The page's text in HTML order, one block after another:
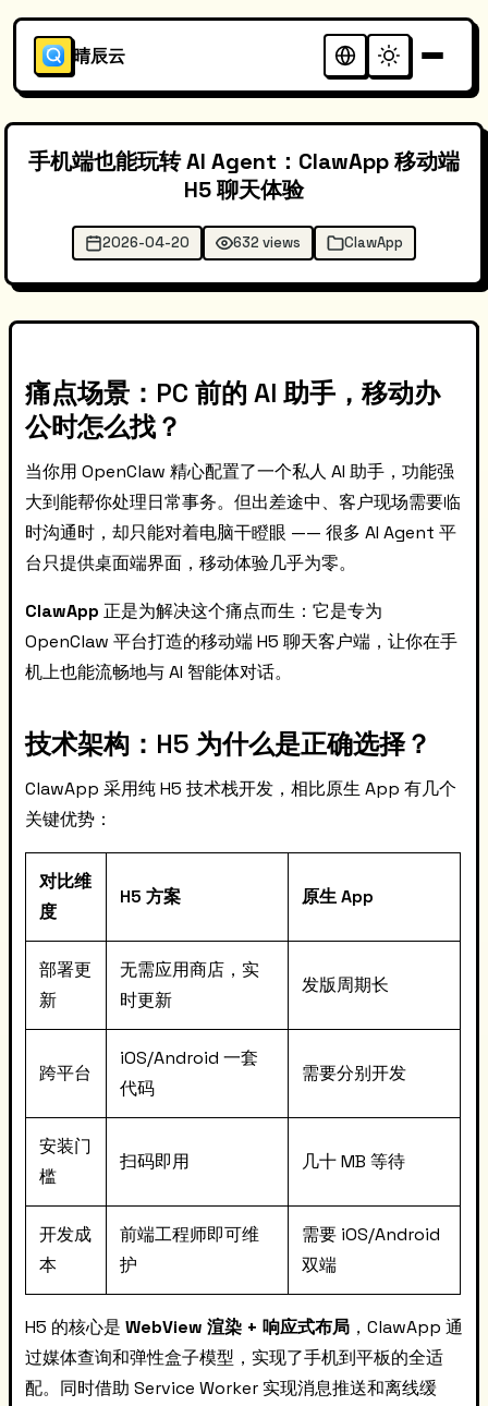
晴辰云
手机端也能玩转 AI Agent：ClawApp 移动端
H5 聊天体验
2026-04-20 632 views ClawApp
痛点场景：PC 前的 AI 助手，移动办
公时怎么找？
当你用 OpenClaw 精心配置了一个私人 AI 助手，功能强
大到能帮你处理日常事务。但出差途中、客户现场需要临
时沟通时，却只能对着电脑干瞪眼 —— 很多 AI Agent 平
台只提供桌面端界面，移动体验几乎为零。
ClawApp 正是为解决这个痛点而生：它是专为
OpenClaw 平台打造的移动端 H5 聊天客户端，让你在手
机上也能流畅地与 AI 智能体对话。
技术架构：H5 为什么是正确选择？
ClawApp 采用纯 H5 技术栈开发，相比原生 App 有几个
关键优势：
对比维
度
H5 方案 原生 App
部署更
新
无需应用商店，实
时更新
发版周期长
跨平台
iOS/Android 一套
代码
需要分别开发
安装门
槛
扫码即用 几十 MB 等待
开发成
本
前端工程师即可维
护
需要 iOS/Android
双端
H5 的核心是 WebView 渲染 + 响应式布局 ，ClawApp 通
过媒体查询和弹性盒子模型，实现了手机到平板的全适
配。同时借助 Service Worker 实现消息推送和离线缓